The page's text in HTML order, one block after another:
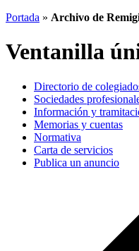
Portada » Archivo de
Ventanilla
Directorio de
Sociedades
Información y
Memorias y cuentas
Normativa
Carta de servicios
Publica un anuncio